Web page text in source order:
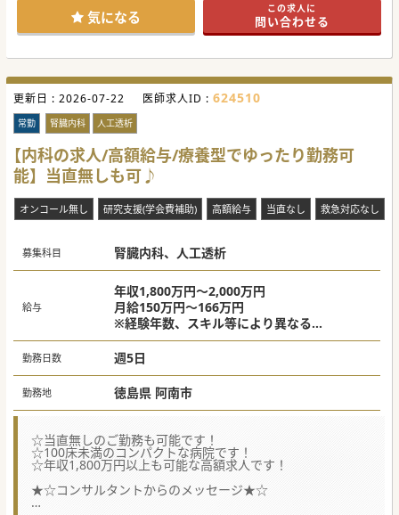
気になる この求人に
問い合わせる
更新日 : 2026-07-22 医師求人ID : 624510
常勤 腎臓内科 人工透析
【内科の求人/高額給与/療養型でゆったり勤務可
能】当直無しも可♪
オンコール無し 研究支援(学会費補助) 高額給与 当直なし 救急対応なし
募集科目 腎臓内科、人工透析
給与
年収1,800万円～2,000万円
月給150万円～166万円
※経験年数、スキル等により異なる
当直代は別途支給
勤務日数 週5日
勤務地 徳島県 阿南市
☆当直無しのご勤務も可能です！
☆100床未満のコンパクトな病院です！
☆年収1,800万円以上も可能な高額求人です！
★☆コンサルタントからのメッセージ★☆